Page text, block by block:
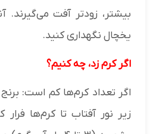
بیشتر، زودتر آفت می‌گیرند.
یخچال نگهداری کنید.
اگر کرم زد، چه کنیم؟
اگر تعداد کرم‌ها کم است:
زیر نور آفتاب تا کرم‌ها